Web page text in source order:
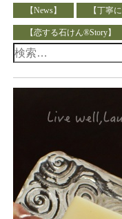
【News】 【丁寧
【恋する石けん®Story】
検